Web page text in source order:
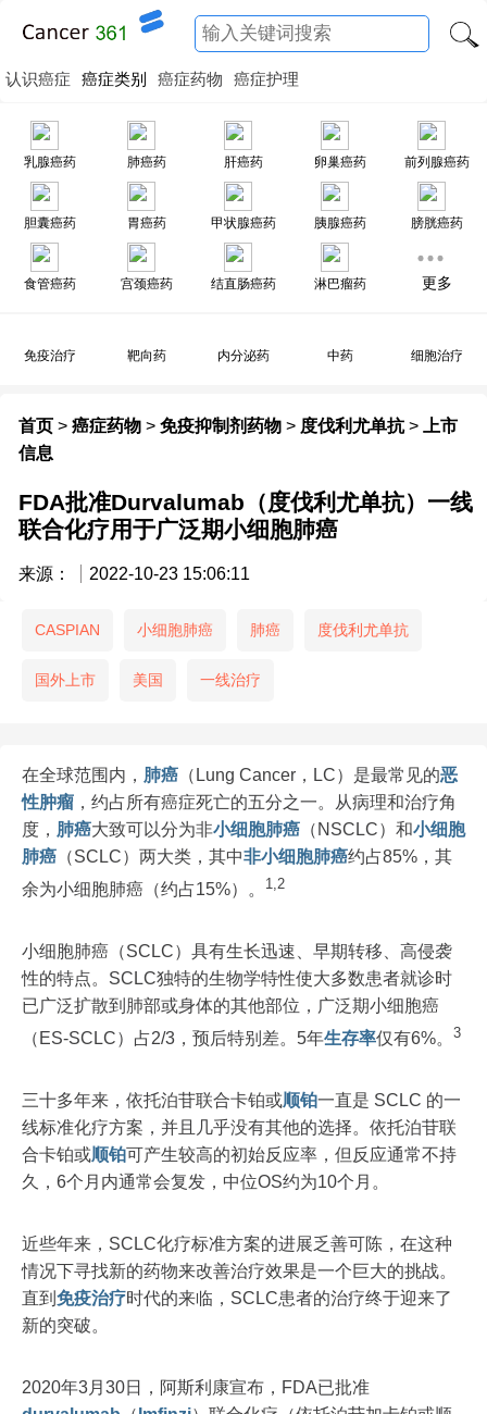
认识癌症 癌症类别 癌症药物 癌症护理
乳腺癌药 肺癌药 肝癌药 卵巢癌药 前列腺癌药
胆囊癌药 胃癌药 甲状腺癌药 胰腺癌药 膀胱癌药
食管癌药 宫颈癌药 结直肠癌药 淋巴瘤药 更多
免疫治疗 靶向药 内分泌药 中药 细胞治疗
首页 > 癌症药物 > 免疫抑制剂药物 > 度伐利尤单抗>
上市
信息
FDA批准Durvalumab（度伐利尤单抗）一线
联合化疗用于广泛期小细胞肺癌
来源： 2022-10-23 15:06:11
CASPIAN 小细胞肺癌 肺癌 度伐利尤单抗
国外上市 美国 一线治疗
在全球范围内， 肺癌 （Lung Cancer，LC）是最常见的恶
性肿瘤 ，约占所有癌症死亡的五分之一。从病理和治疗角
度， 肺癌大致可以分为非小细胞肺癌 （NSCLC）和小细胞
肺癌 （SCLC）两大类，其中非小细胞肺癌约占85%，其
余为小细胞肺癌（约占15%）。
1,2
小细胞肺癌（SCLC）具有生长迅速、早期转移、高侵袭
性的特点。SCLC独特的生物学特性使大多数患者就诊时
已广泛扩散到肺部或身体的其他部位，广泛期小细胞癌
（ES-SCLC）占2/3，预后特别差。5年生存率仅有6%。 3
三十多年来，依托泊苷联合卡铂或顺铂一直是 SCLC 的一
线标准化疗方案，并且几乎没有其他的选择。依托泊苷联
合卡铂或顺铂可产生较高的初始反应率，但反应通常不持
久，6个月内通常会复发，中位OS约为10个月。
近些年来，SCLC化疗标准方案的进展乏善可陈，在这种
情况下寻找新的药物来改善治疗效果是一个巨大的挑战。
直到 免疫治疗时代的来临，SCLC患者的治疗终于迎来了
新的突破。
2020年3月30日，阿斯利康宣布，FDA已批准